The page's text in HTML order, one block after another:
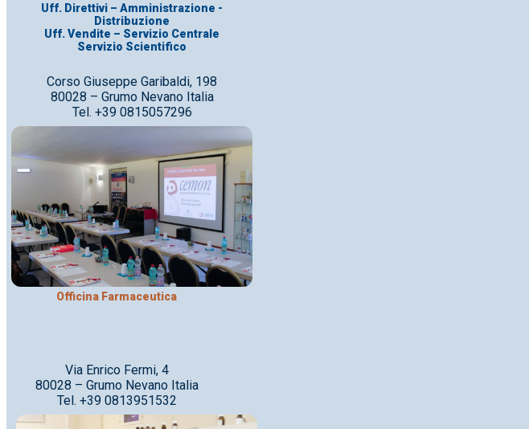
Uff. Direttivi – Amministrazione -
Distribuzione
Uff. Vendite – Servizio Centrale
Servizio Scientifico
Corso Giuseppe Garibaldi, 198
80028 – Grumo Nevano Italia
Tel. +39 0815057296
Officina Farmaceutica
Via Enrico Fermi, 4
80028 – Grumo Nevano Italia
Tel. +39 0813951532